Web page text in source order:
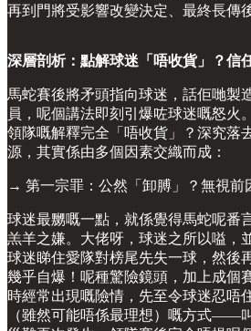
再到門將受影響改變決定、最終長傳
深層剖析：點解球迷「唔收貨」？信
馬蛇賽後將矛頭指向球迷，話佢哋製
員，呢個講法即刻引爆咗球迷嘅怒火
領隊嘅解釋完全「唔收貨」？深究落
源，其實係由多個因素交織而成：
→ 第一宗罪：公然「卸膊」？無視前
球迷最嬲嘅一點，就係覺得馬蛇呢番
羔羊之嫌。大佬呀，球迷之所以嗌，
球迷睇住愛隊對榜尾先失一球，然後
幾乎自爆！呢種驚險鏡頭，加上成個
時經常出現嘅險情，先至令球迷忍唔
（雖然可能唔係最理想）嘅方式